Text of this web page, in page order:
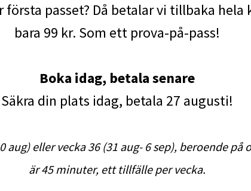
passet? Då betalar vi tillbaka
bara 99 kr. Som ett prova-på-pass!
Boka idag, betala senare
Säkra din plats idag, betala 27 augusti!
aug) eller vecka 36 (31 aug- 6 sep), beroende
är 45 minuter, ett tillfälle per vecka.